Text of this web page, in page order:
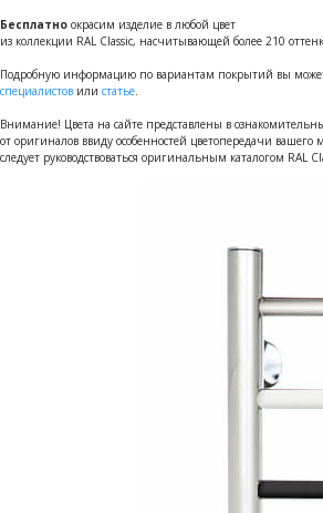
Бесплатно окрасим изделие в любой цвет
из коллекции RAL Classic, насчитывающей более 210
Подробную информацию по вариантам покрытий вы
специалистов или статье.
Внимание! Цвета на сайте представлены в
от оригиналов ввиду особенностей цветопередачи вашего
следует руководствоваться оригинальным каталогом RAL